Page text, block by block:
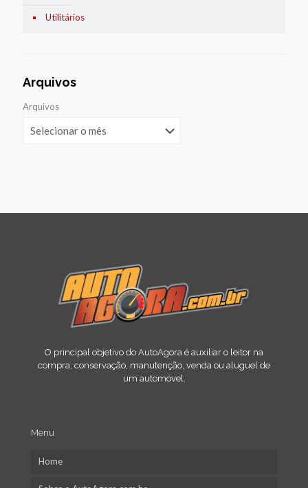
Utilitários
Arquivos
Arquivos
O principal objetivo do AutoAgora é auxiliar o leitor na
compra, conservação, manutenção, venda ou aluguel de
um automóvel.
Menu
Home